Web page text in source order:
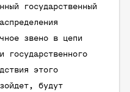
государственный
звено в цепи
государственного
этого
будут